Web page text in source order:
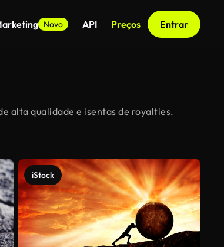
Novo API Preços Entrar
alta qualidade e isentas de royalties.
iStock